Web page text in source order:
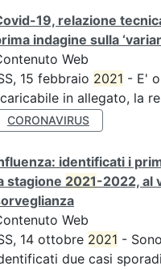
19, relazione
indagine sulla
Web
15 febbraio 2021 - E'
in allegato, la
CORONAVIRUS
identificati i
stagione 2021-2022, al
Web
14 ottobre 2021 -
due casi